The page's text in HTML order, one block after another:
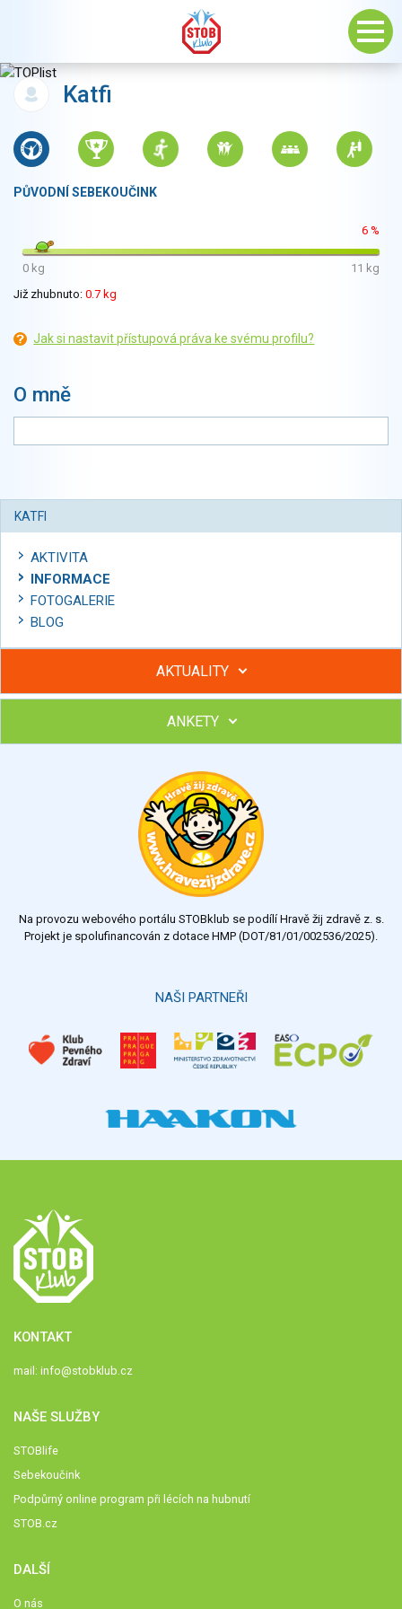
Katfi
PŮVODNÍ SEBEKOUČINK
6 %
0 kg
11 kg
Již zhubnuto: 0.7 kg
Jak si nastavit přístupová práva ke svému profilu?
O mně
KATFI
AKTIVITA
INFORMACE
FOTOGALERIE
BLOG
AKTUALITY
Hubněte s podporou lektorky a skupiny v kurzech STOBu
Chcete poradit s hubnutím? Najděte si odborníka STOBu ve
ANKETY
Výsledky Všechny ankety
Na provozu webového portálu STOBklub se podílí Hravě žij zdravě z. s.
Projekt je spolufinancován z dotace HMP (DOT/81/01/002536/2025).
NAŠI PARTNEŘI
KONTAKT
mail: info@stobklub.cz
NAŠE SLUŽBY
STOBlife
Sebekoučink
Podpůrný online program při lécích na hubnutí
STOB.cz
DALŠÍ
O nás